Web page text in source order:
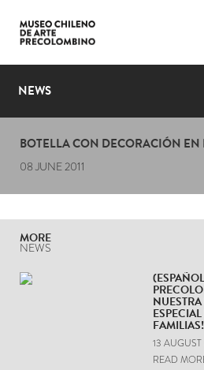
LANGUAGE
PLAN YOUR VISIT
EXHIBITIONS
THE MUSEUM
NEWS
NEWS
BOTELLA CON DECORACIÓN
08 JUNE 2011
MORE
NEWS
FAMILIAS!
13
READ